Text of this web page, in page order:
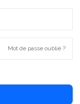
Mot de passe oublié ?